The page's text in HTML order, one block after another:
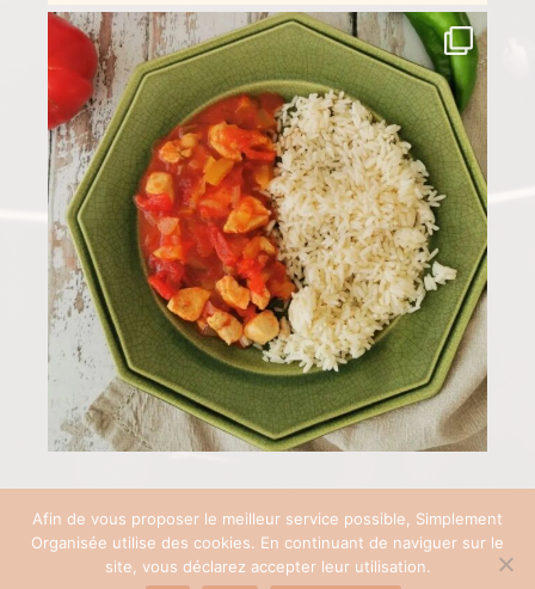
COPYRIGHT © 2026 SIMPLEMENT ORGANISÉE | SITE RÉALISÉ AVEC ♡ PAR
Afin de vous proposer le meilleur service possible, Simplement
Organisée utilise des cookies. En continuant de naviguer sur le
site, vous déclarez accepter leur utilisation.